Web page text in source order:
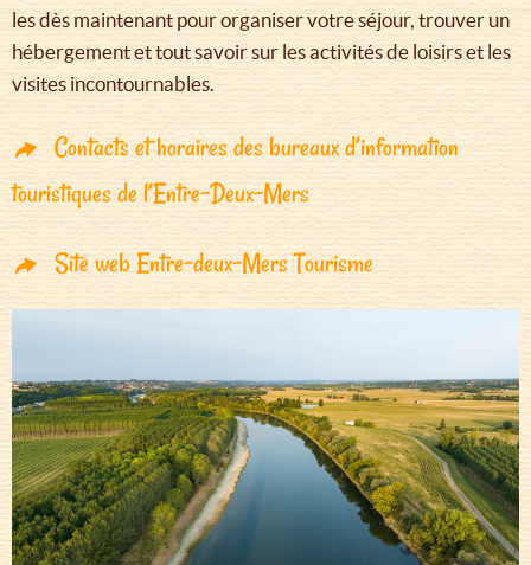
les dès maintenant pour organiser votre séjour, trouver un
hébergement et tout savoir sur les activités de loisirs et les
visites incontournables.
Contacts et horaires des bureaux d’information
touristiques de l’Entre-Deux-Mers
Site web Entre-deux-Mers Tourisme